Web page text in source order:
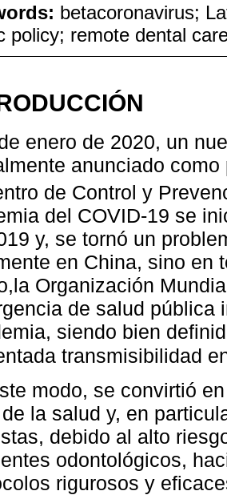
betacoronavirus;
policy; remote dental
enero de 2020, un
anunciado
de Control y
del COVID-19 se
y, se tornó un
en China, sino en
Organización
de salud pública
siendo bien
transmisibilidad
modo, se convirtió
la salud y, en
debido al alto
odontológicos,
rigurosos y